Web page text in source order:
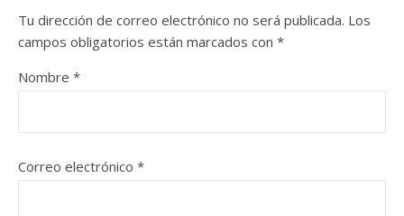
Tu dirección de correo electrónico no será publicada. Los
campos obligatorios están marcados con *
Nombre *
Correo electrónico *